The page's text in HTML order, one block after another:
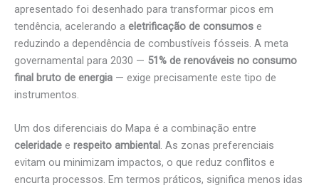
apresentado foi desenhado para transformar picos em
tendência, acelerando a eletrificação de consumos e
reduzindo a dependência de combustíveis fósseis. A meta
governamental para 2030 — 51% de renováveis no consumo
final bruto de energia — exige precisamente este tipo de
instrumentos.
Um dos diferenciais do Mapa é a combinação entre
celeridade e respeito ambiental . As zonas preferenciais
evitam ou minimizam impactos, o que reduz conflitos e
encurta processos. Em termos práticos, significa menos idas